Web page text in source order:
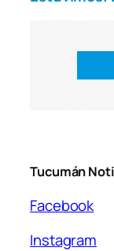
Tucumán
Facebook
Instagram